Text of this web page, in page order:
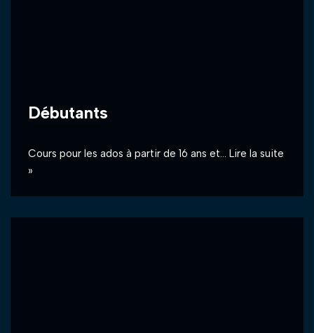
Débutants
Cours pour les ados à partir de 16 ans et… Lire la suite
»